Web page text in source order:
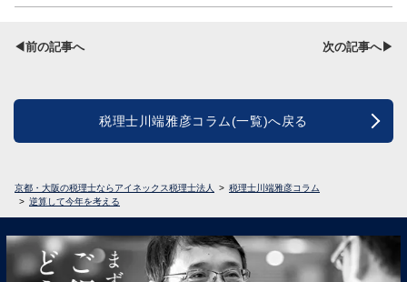
◀前の記事へ 次の記事へ▶
税理士川端雅彦コラム(一覧)へ戻る
京都・大阪の税理士ならアイネックス税理士法人
税理士川端雅彦コラム
逆算して今年を考える